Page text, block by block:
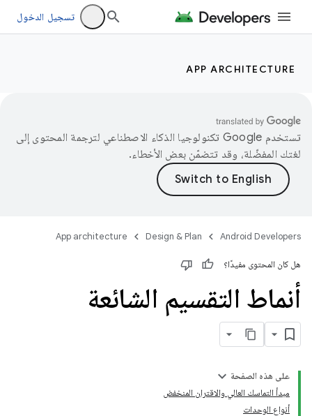
تسجيل الدخول
APP ARCHITECTURE
تستخدم Google تكنولوجيا الذكاء الاصطناعي لترجمة المحتوى إلى
لغتك المفضّلة، وقد تتضمّن بعض الأخطاء.
Android Developers
Design & Plan
App architecture
هل كان المحتوى مفيدًا؟
أنماط التقسيم الشائعة
على هذه الصفحة
مبدأ التماسك العالي والاقتران المنخفض
أنواع الوحدات